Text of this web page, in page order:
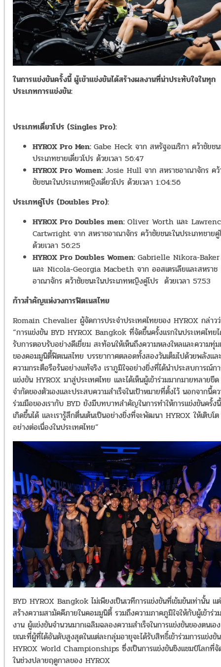
ในการแข่งขันครั้งนี้ ผู้เข้าแข่งขันได้สร้างผลงานที่น่าประทับใจในทุก
ประเภทการแข่งขัน:
ประเภทเดี่ยวโปร (Singles Pro):
HYROX Pro Men: Gabe Heck จาก สหรัฐอเมริกา คว้าชัยชน
ประเภทชายเดี่ยวโปร ด้วยเวลา 56:47
HYROX Pro Women: Josie Hull จาก สหราชอาณาจักร คว้
ชัยชนะในประเภทหญิงเดี่ยวโปร ด้วยเวลา 1:04:56
ประเภทคู่โปร (Doubles Pro):
HYROX Pro Doubles men: Oliver Worth และ
Cartwright จาก สหราชอาณาจักร คว้าชัยชนะในประเภทชายคู่
ด้วยเวลา 56:25
HYROX Pro Doubles Women: Gabrielle Nikora-Baker
และ Nicola-Georgia Macbeth จาก ออสเตรเลียและสหราช
อาณาจักร คว้าชัยชนะในประเภทหญิงคู่โปร ด้วยเวลา 57.53
ก้าวสำคัญแห่งวงการฟิตเนสไทย
Romain Chevalier ผู้จัดการประจำประเทศไทยของ HYROX กล่าว
“การแข่งขัน BYD HYROX Bangkok ที่จัดขึ้นครั้งแรกในประเทศไทย
รับการตอบรับอย่างดีเยี่ยม สะท้อนให้เห็นถึงความหลงใหลและความทุ่ม
ของคอมมูนิตี้ฟิตเนสไทย บรรยากาศตลอดทั้งสองวันเต็มไปด้วยพลังแล
ความกระตือรือร้นอย่างแท้จริง เราภูมิใจอย่างยิ่งที่ได้นำประสบการณ์ก
แข่งขัน HYROX มาสู่ประเทศไทย และได้เห็นผู้เข้าร่วมมากมายทลายขีด
จำกัดของตัวเองและประสบความสำเร็จในเป้าหมายที่ตั้งไว้ นอกจากนี้ค
ร่วมมือของเรากับ BYD ยังมีบทบาทสำคัญในการทำให้การแข่งขันครั้งนี้
เกิดขึ้นได้ และเรารู้สึกตื่นเต้นเป็นอย่างยิ่งที่จะพัฒนา HYROX ให้เติบโต
อย่างต่อเนื่องในประเทศไทย”
BYD HYROX Bangkok ไม่เพียงเป็นเวทีการแข่งขันที่เข้มข้นเท่านั้น แ
สร้างความสามัคคีภายในคอมมูนิตี้ รวมถึงความภาคภูมิใจให้กับผู้เข้าร่วม
งาน ผู้แข่งขันจำนวนมากเฉลิมฉลองความสำเร็จในการแข่งขันของตนเอง
ขณะที่ผู้ที่ได้อันดับสูงสุดในแต่ละกลุ่มอายุจะได้รับสิทธิ์เข้าร่วมการแข่งขัน
HYROX World Championships ซึ่งเป็นการแข่งขันชิงแชมป์โลกที่
ในช่วงปลายฤดูกาลของ HYROX